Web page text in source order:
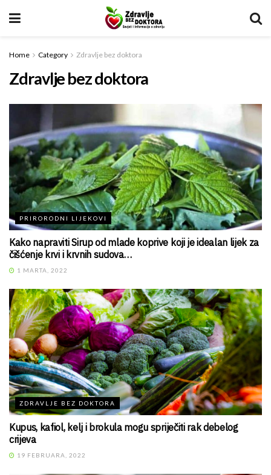
Home Category Zdravlje bez doktora
Zdravlje bez doktora
PRIRORODNI LIJEKOVI
Kako napraviti Sirup od mlade koprive koji je idealan lijek za
čišćenje krvi i krvnih sudova…
1 MARTA, 2022
ZDRAVLJE BEZ DOKTORA
Kupus, kafiol, kelj i brokula mogu spriječiti rak debelog
crijeva
19 FEBRUARA, 2022